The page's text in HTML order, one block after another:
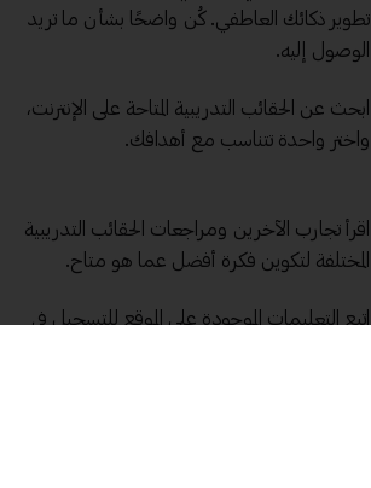
تطوير ذكائك العاطفي. كُن واضحًا بشأن ما تريد
الوصول إليه.
ابحث عن الحقائب التدريبية المتاحة على الإنترنت،
واختر واحدة تتناسب مع أهدافك.
اقرأ تجارب الآخرين ومراجعات الحقائب التدريبية
المختلفة لتكوين فكرة أفضل عما هو متاح.
اتبع التعليمات الموجودة على الموقع للتسجيل في